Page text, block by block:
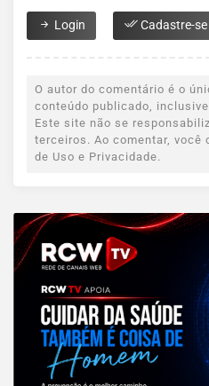
Login Cadastre-se
O autor do comentário é o
conteúdo publicado,
Este site não se
terceiros. Ao comentar, você
de Uso e Privacidade.